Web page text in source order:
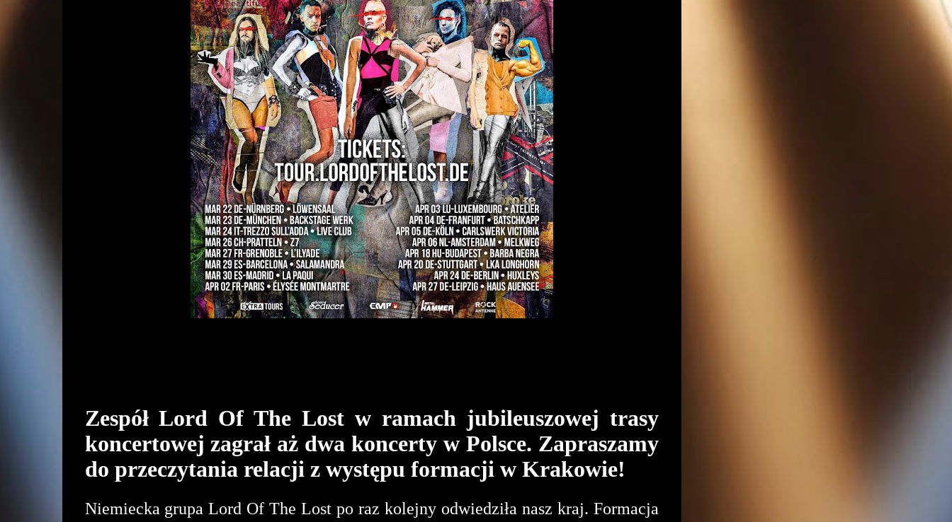
Zespół Lord Of The Lost w ramach jubileuszowej trasy
koncertowej zagrał aż dwa koncerty w Polsce. Zapraszamy
do przeczytania relacji z występu formacji w Krakowie!
Niemiecka grupa Lord Of The Lost po raz kolejny odwiedziła nasz kraj. Formacja